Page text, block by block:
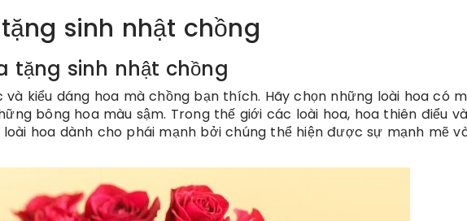
sinh nhật chồng
tặng sinh nhật chồng
và kiểu dáng hoa mà chồng bạn thích. Hãy chọn những loài hoa có
bông hoa màu sậm. Trong thế giới các loài hoa, hoa thiên điểu
hoa dành cho phái mạnh bởi chúng thể hiện được sự mạnh mẽ